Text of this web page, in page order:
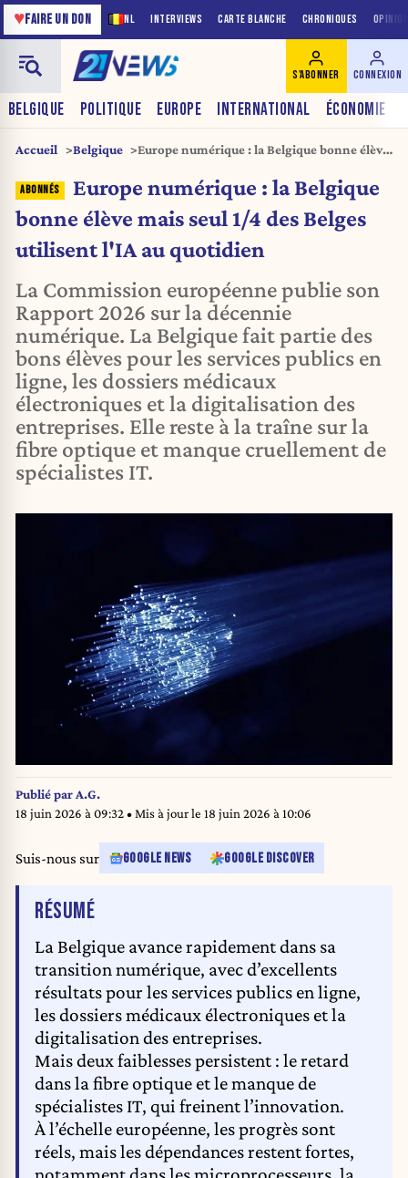
NL INTERVIEWS CARTE BLANCHE CHRONIQUES
♥FAIRE UN DON
BELGIQUE POLITIQUE EUROPE INTERNATIONAL ÉCONOMIE
S'ABONNER CONNEXION
Accueil Belgique
Europe numérique : la Belgique bonne élève
quotidien
Europe numérique : la Belgique
bonne élève mais seul 1/4 des Belges
utilisent l'IA au quotidien
La Commission européenne publie son
Rapport 2026 sur la décennie
numérique. La Belgique fait partie des
bons élèves pour les services publics en
ligne, les dossiers médicaux
électroniques et la digitalisation des
entreprises. Elle reste à la traîne sur la
fibre optique et manque cruellement de
spécialistes IT.
Publié parA.G.
18 juin 2026 à 09:32• Mis à jour le 18 juin 2026 à 10:06
Suis-nous sur GOOGLE NEWS GOOGLE DISCOVER
RÉSUMÉDE L'ARTICLE
La Belgique avance rapidement dans sa
transition numérique, avec d’excellents
résultats pour les services publics en ligne,
les dossiers médicaux électroniques et la
digitalisation des entreprises.
Mais deux faiblesses persistent : le retard
dans la fibre optique et le manque de
spécialistes IT, qui freinent l’innovation.
À l’échelle européenne, les progrès sont
réels, mais les dépendances restent fortes,